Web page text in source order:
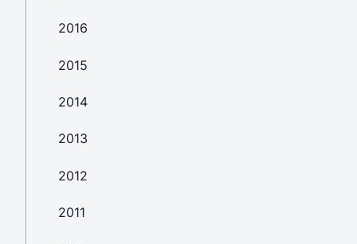
2016
2015
2014
2013
2012
2011